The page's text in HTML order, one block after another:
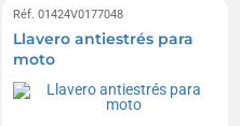
Réf. 01424V0177048
Llavero antiestrés para
moto